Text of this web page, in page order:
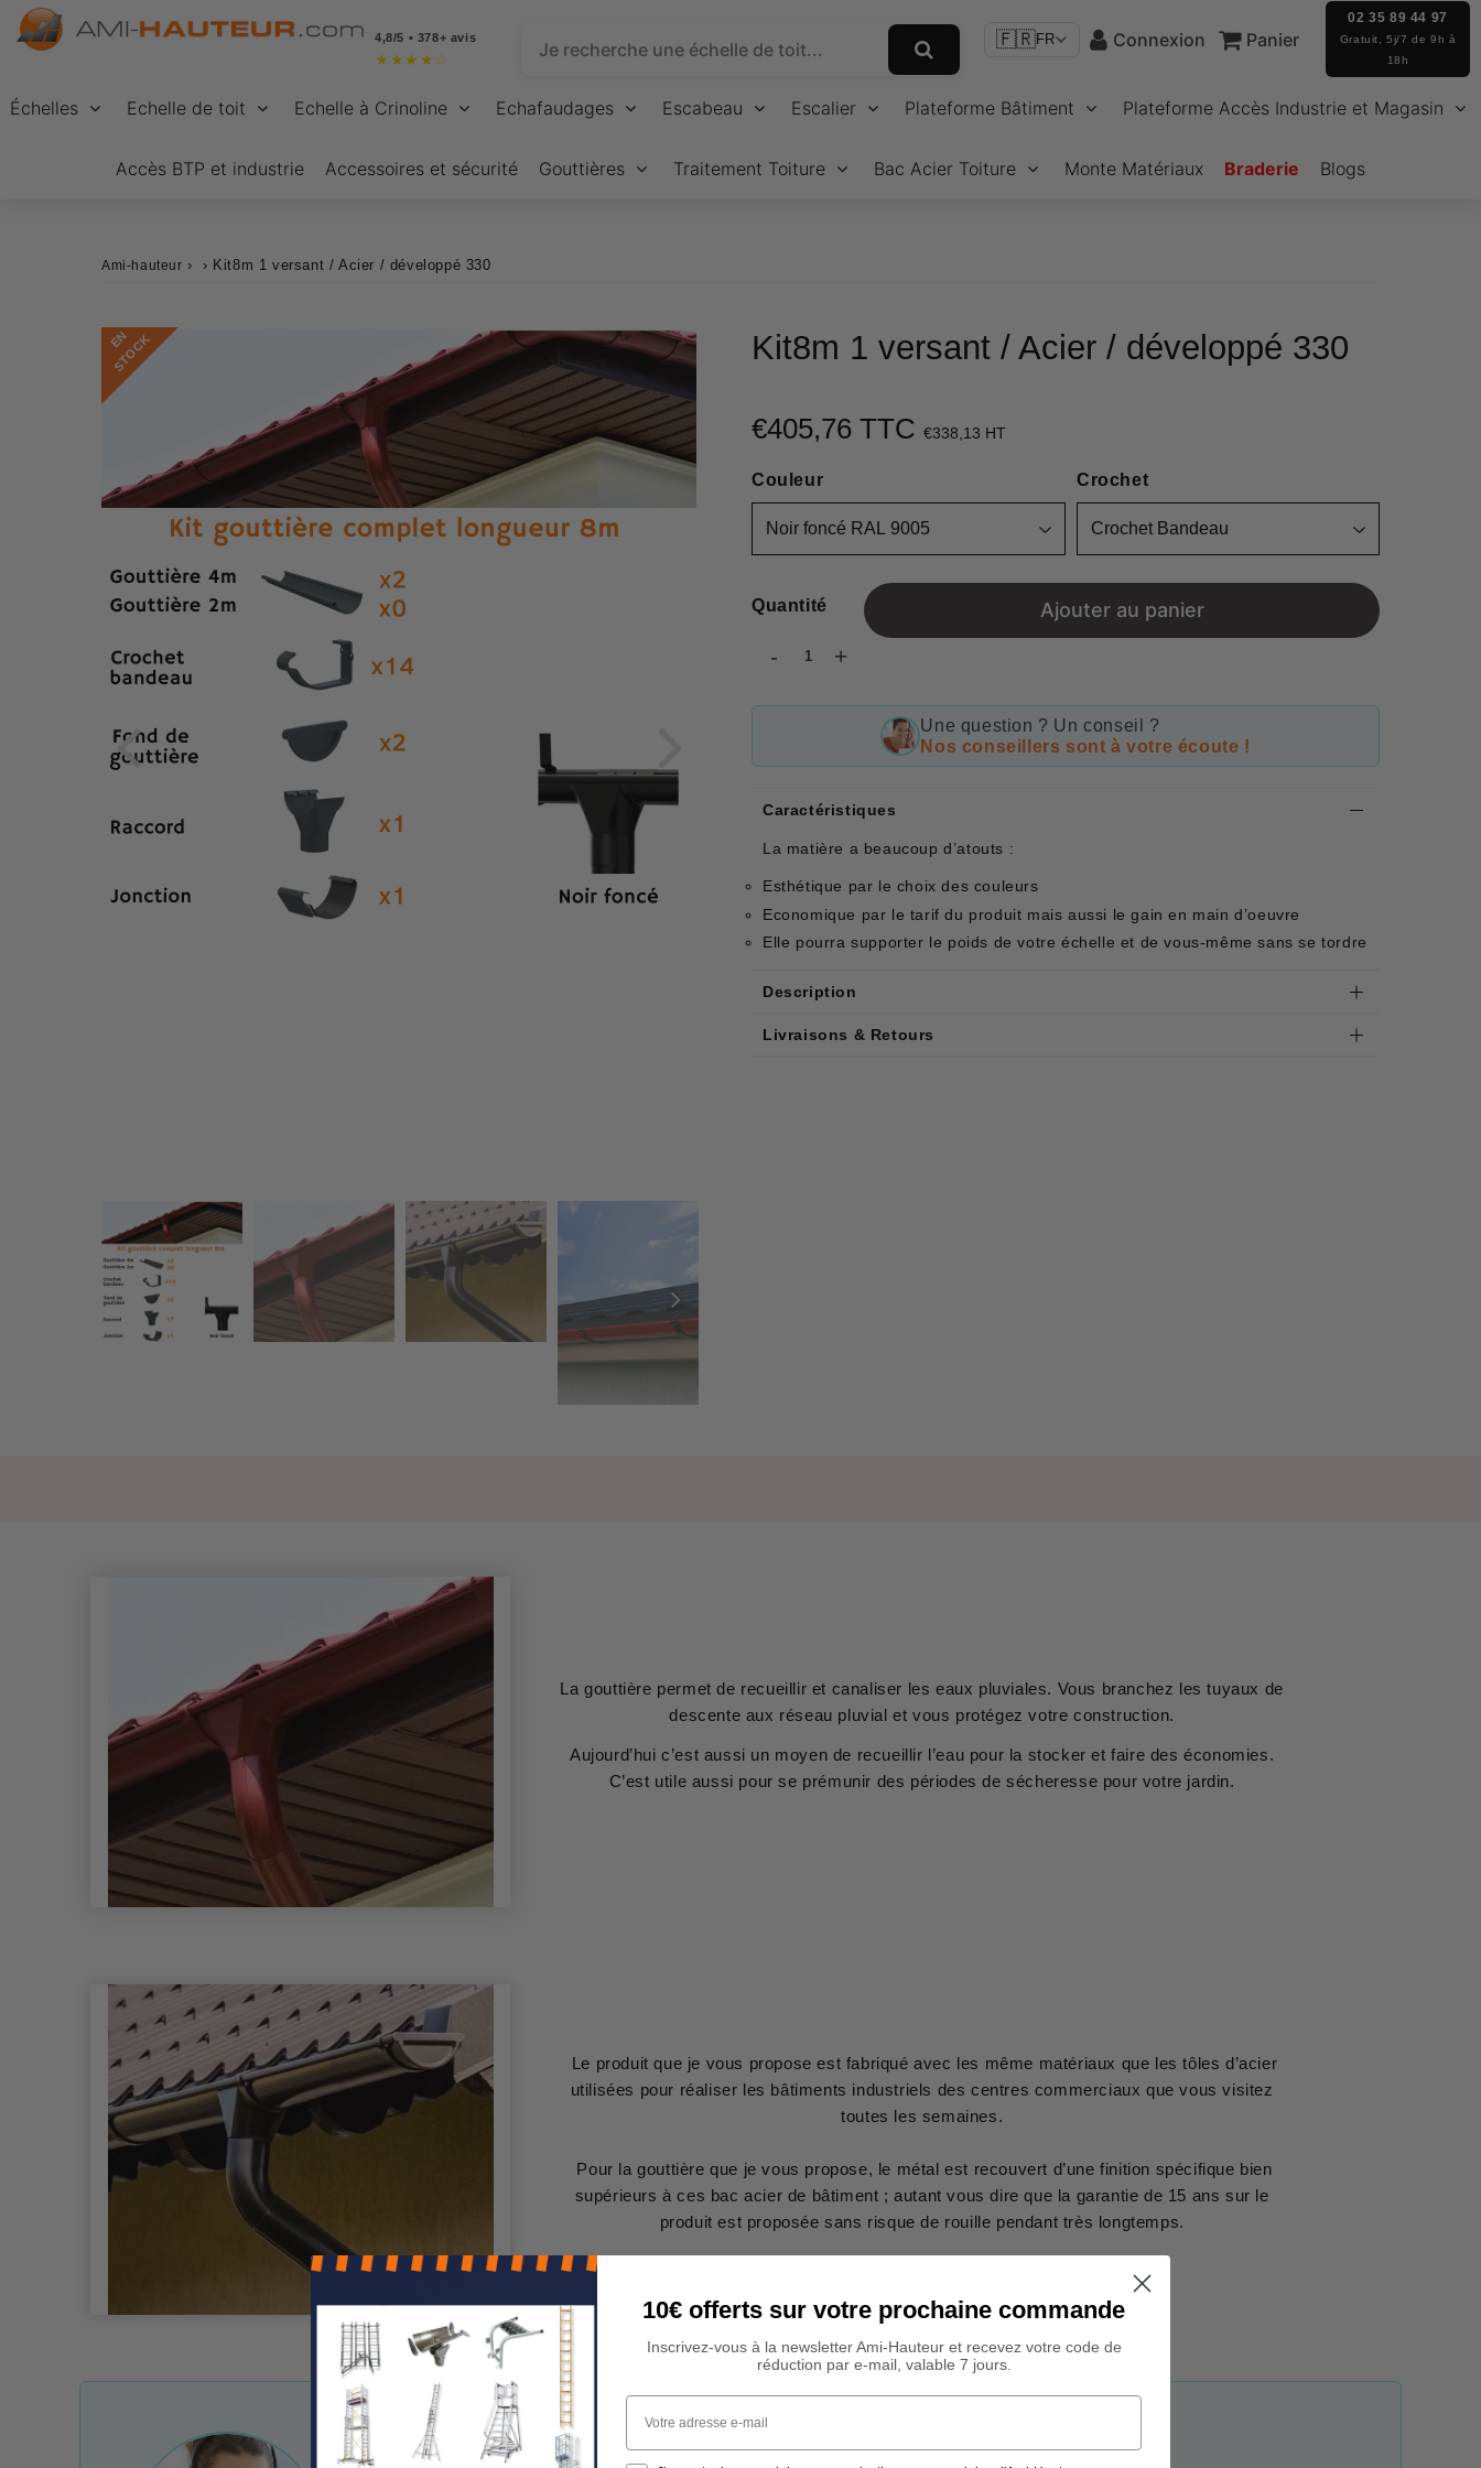
4,8/5 • 378+ avis
★ ★ ★ ★ ☆
🇫🇷FR Connexion Panier
02 35 89 44 97
Gratuit, 5j/7 de 9h à
18h
Échelles Echelle de toit Echelle à Crinoline Echafaudages Escabeau Escalier Plateforme Bâtiment Plateforme Accès Industrie et Magasin
Accès BTP et industrie Accessoires et sécurité Gouttières Traitement Toiture Bac Acier Toiture Monte Matériaux Braderie Blogs
Ami-hauteur › › Kit8m 1 versant / Acier / développé 330
E
N
S
T
O
C
K Kit8m 1 versant / Acier / développé 330
€405,76 TTC €338,13 HT
Couleur Crochet
Quantité
- +
Ajouter au panier
Une question ? Un conseil ?
Nos conseillers sont à votre écoute !
Caractéristiques
La matière a beaucoup d’atouts :
Esthétique par le choix des couleurs
Economique par le tarif du produit mais aussi le gain en main d’oeuvre
Elle pourra supporter le poids de votre échelle et de vous-même sans se tordre
Description
Livraisons & Retours
La gouttière permet de recueillir et canaliser les eaux pluviales. Vous branchez les tuyaux de
descente aux réseau pluvial et vous protégez votre construction.
Aujourd’hui c’est aussi un moyen de recueillir l’eau pour la stocker et faire des économies.
C’est utile aussi pour se prémunir des périodes de sécheresse pour votre jardin.
Le produit que je vous propose est fabriqué avec les même matériaux que les tôles d’acier
utilisées pour réaliser les bâtiments industriels des centres commerciaux que vous visitez
toutes les semaines.
Pour la gouttière que je vous propose, le métal est recouvert d’une finition spécifique bien
supérieurs à ces bac acier de bâtiment ; autant vous dire que la garantie de 15 ans sur le
produit est proposée sans risque de rouille pendant très longtemps.
10€ offerts sur votre prochaine commande
Inscrivez-vous à la newsletter Ami-Hauteur et recevez votre code de
réduction par e-mail, valable 7 jours.
Votre adresse e-mail